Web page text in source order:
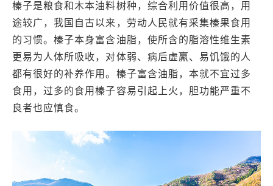
榛子是粮食和木本油料树种，综合利用价值很高，用
途较广，我国自古以来，劳动人民就有采集榛果食用
的习惯。榛子本身富含油脂，使所含的脂溶性维生素
更易为人体所吸收，对体弱、病后虚羸、易饥饿的人
都有很好的补养作用。榛子富含油脂，本就不宜过多
食用，过多的食用榛子容易引起上火，胆功能严重不
良者也应慎食。